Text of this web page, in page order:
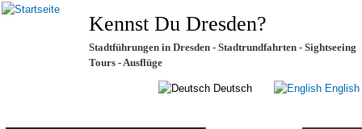
Kennst Du Dresden?
Stadtführungen in Dresden - Stadtrundfahrten - Sightseeing
Tours - Ausflüge
Deutsch English